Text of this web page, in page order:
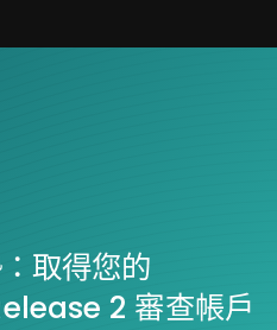
取得您的
2 審查帳戶